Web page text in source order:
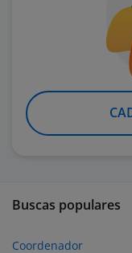
Buscas populares
Coordenador